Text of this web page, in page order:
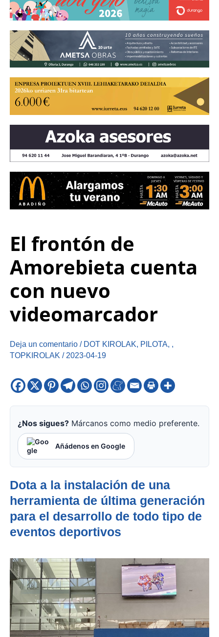
El frontón de
Amorebieta cuenta
con nuevo
videomarcador
Deja un comentario / DOT KIROLAK, PILOTA, ,
TOPKIROLAK / 2023-04-19
¿Nos sigues? Márcanos como medio preferente.
Añádenos en Google
Dota a la instalación de una
herramienta de última generación
para el desarrollo de todo tipo de
eventos deportivos